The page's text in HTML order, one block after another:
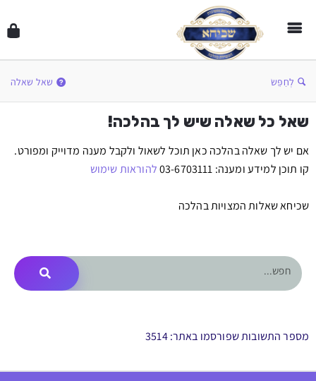
לְחַפֵּשׂ שאל שאלה
שאל כל שאלה שיש לך בהלכה!
אם יש לך שאלה בהלכה כאן תוכל לשאול ולקבל מענה מדוייק ומפורט.
קו תוכן למידע ומענה: 03-6703111
להוראות שימוש
שכיחא שאלות המצויות בהלכה
מספר התשובות שפורסמו באתר: 3514